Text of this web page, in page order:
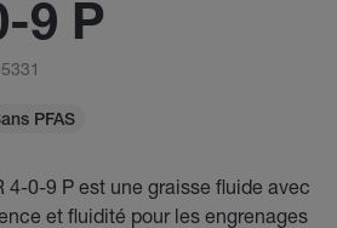
9 P
PFAS
4-0-9 P est une graisse fluide avec
et fluidité pour les engrenages